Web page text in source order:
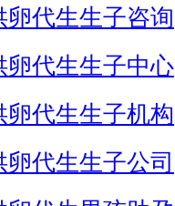
卵代生生子咨询
卵代生生子中心
卵代生生子机构
卵代生生子公司